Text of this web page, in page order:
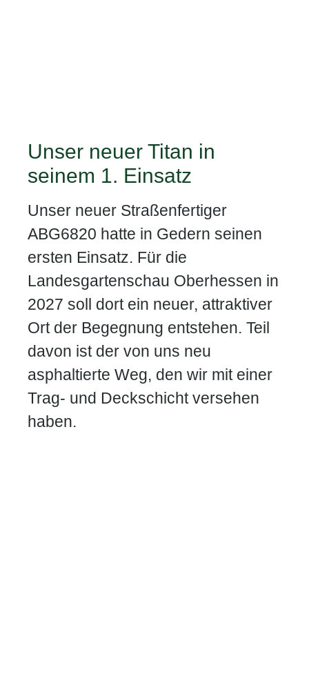
Unser neuer Titan in
seinem 1. Einsatz
Unser neuer Straßenfertiger
ABG6820 hatte in Gedern seinen
ersten Einsatz. Für die
Landesgartenschau Oberhessen in
2027 soll dort ein neuer, attraktiver
Ort der Begegnung entstehen. Teil
davon ist der von uns neu
asphaltierte Weg, den wir mit einer
Trag- und Deckschicht versehen
haben.